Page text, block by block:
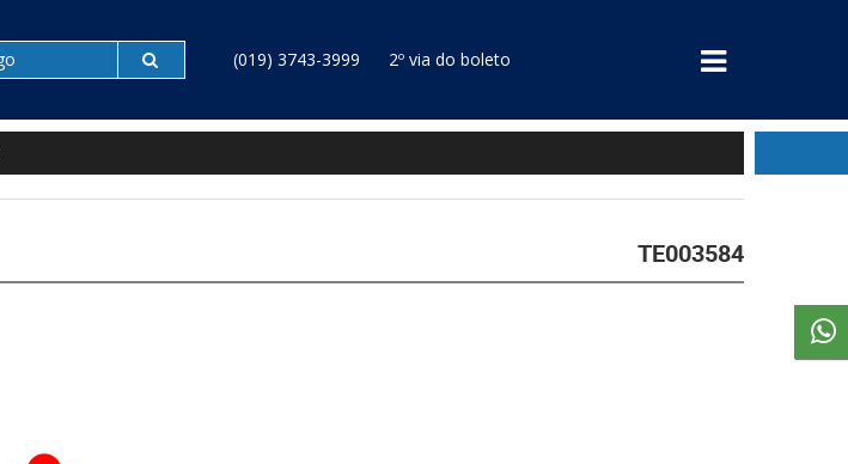
(019) 3743-3999 2º via do boleto
TE003584